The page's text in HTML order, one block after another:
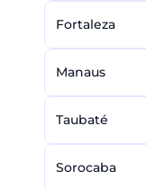
Fortaleza
Manaus
Taubaté
Sorocaba